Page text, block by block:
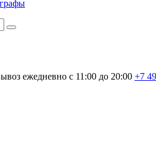
ежедневно с 11:00 до 20:00 +7